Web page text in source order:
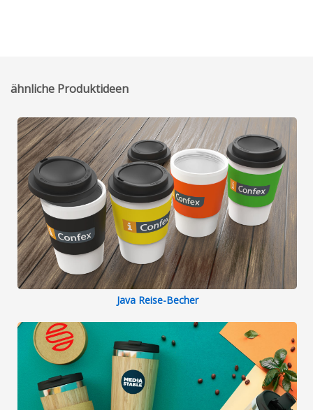
ähnliche Produktideen
Java Reise-Becher